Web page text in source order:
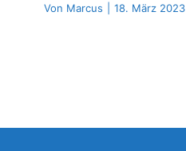
Von Marcus 18. März 2023